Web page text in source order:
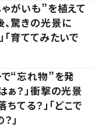
がいも”を植えて
驚きの光景に
「育ててみたいで
で“忘れ物”を発
ぁ？」衝撃の光景
ちてる？」「どこで
」